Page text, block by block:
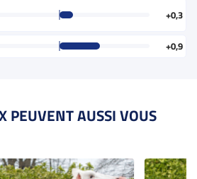
+0,3
+0,9
PEUVENT AUSSI VOUS